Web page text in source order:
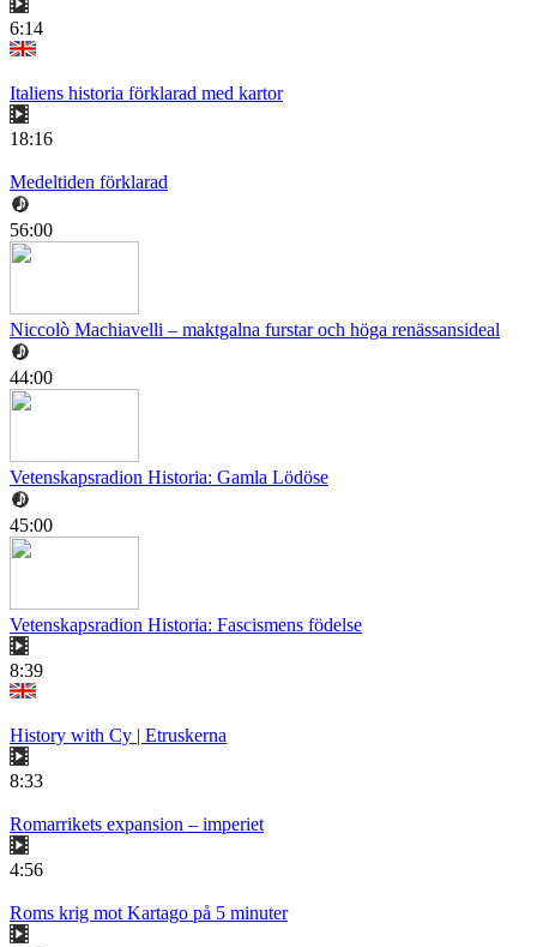
6:14
Italiens historia förklarad med kartor
18:16
Medeltiden förklarad
56:00
Niccolò Machiavelli – maktgalna furstar och höga renässansideal
44:00
Vetenskapsradion Historia: Gamla Lödöse
45:00
Vetenskapsradion Historia: Fascismens födelse
8:39
History with Cy | Etruskerna
8:33
Romarrikets expansion – imperiet
4:56
Roms krig mot Kartago på 5 minuter